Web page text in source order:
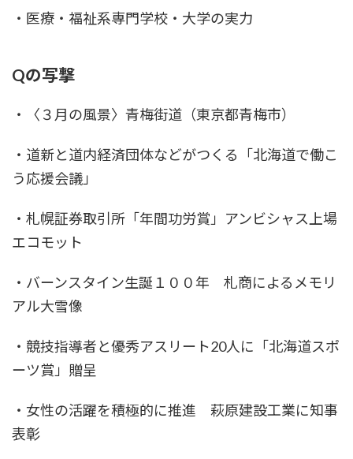
・医療・福祉系専門学校・大学の実力
Qの写撃
・〈３月の風景〉青梅街道（東京都青梅市）
・道新と道内経済団体などがつくる「北海道で働こ
う応援会議」
・札幌証券取引所「年間功労賞」アンビシャス上場
エコモット
・バーンスタイン生誕１００年 札商によるメモリ
アル大雪像
・競技指導者と優秀アスリート20人に「北海道スポ
ーツ賞」贈呈
・女性の活躍を積極的に推進 萩原建設工業に知事
表彰